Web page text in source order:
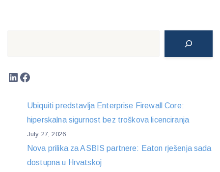
LinkedIn
Facebook
Ubiquiti predstavlja Enterprise Firewall Core:
hiperskalna sigurnost bez troškova licenciranja
July 27, 2026
Nova prilika za ASBIS partnere: Eaton rješenja sada
dostupna u Hrvatskoj